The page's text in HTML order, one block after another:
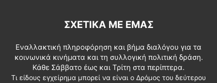
ΣΧΕΤΙΚΆ ΜΕ ΕΜΆΣ
Εναλλακτική πληροφόρηση και βήμα διαλόγου για τα
κοινωνικά κινήματα και τη συλλογική πολιτική δράση.
Κάθε Σάββατο έως και Τρίτη στα περίπτερα.
Τι είδους εγχείρημα μπορεί να είναι ο Δρόμος του δεύτερου